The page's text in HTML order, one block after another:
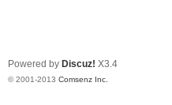
Powered by Discuz! X3.4
© 2001-2013 Comsenz Inc.